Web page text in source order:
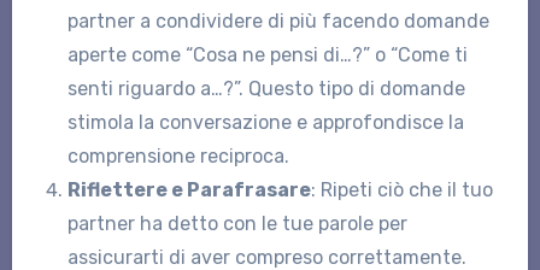
partner a condividere di più facendo domande
aperte come “Cosa ne pensi di…?” o “Come ti
senti riguardo a…?”. Questo tipo di domande
stimola la conversazione e approfondisce la
comprensione reciproca.
Riflettere e Parafrasare: Ripeti ciò che il tuo
partner ha detto con le tue parole per
assicurarti di aver compreso correttamente.